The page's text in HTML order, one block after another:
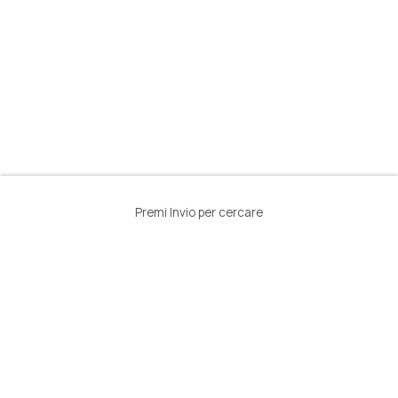
Premi Invio per cercare